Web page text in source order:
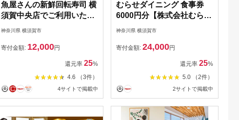
魚屋さんの新鮮回転寿司 横
須賀中央店でご利用いただ
けるお食事券 1000円×3
司屋 お寿司屋さん 外食 ご
飯屋さん 休日 イベント お
出かけ 】 お届け：2023
年6月1日〜2024年12月20
日
神奈川県 横須賀市
寄付金額: 12,000円
還元率 25%
4.6 （3件）
4サイトで掲載中
むらせダイニング 食事券
6000円分【株式会社むらせ
ダイニング】 [AKBN002]
神奈川県 横須賀市
寄付金額: 24,000円
還元率 25%
5.0 （2件）
2サイトで掲載中